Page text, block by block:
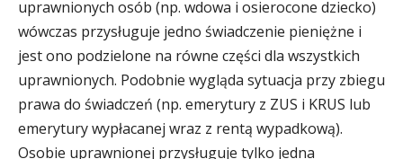
uprawnionych osób (np. wdowa i osierocone dziecko)
wówczas przysługuje jedno świadczenie pieniężne i
jest ono podzielone na równe części dla wszystkich
uprawnionych. Podobnie wygląda sytuacja przy zbiegu
prawa do świadczeń (np. emerytury z ZUS i KRUS lub
emerytury wypłacanej wraz z rentą wypadkową).
Osobie uprawnionej przysługuje tylko jedna